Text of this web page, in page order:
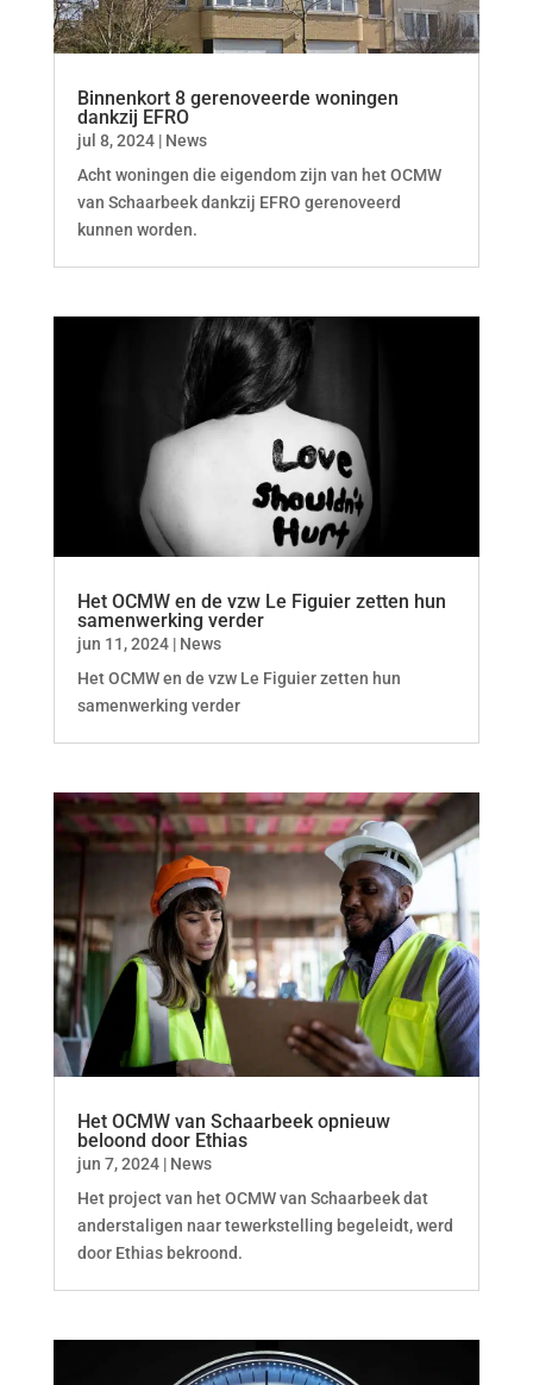
Binnenkort 8 gerenoveerde woningen
dankzij EFRO
jul 8, 2024| News
Acht woningen die eigendom zijn van het OCMW
van Schaarbeek dankzij EFRO gerenoveerd
kunnen worden.
Het OCMW en de vzw Le Figuier zetten hun
samenwerking verder
jun 11, 2024| News
Het OCMW en de vzw Le Figuier zetten hun
samenwerking verder
Het OCMW van Schaarbeek opnieuw
beloond door Ethias
jun 7, 2024| News
Het project van het OCMW van Schaarbeek dat
anderstaligen naar tewerkstelling begeleidt, werd
door Ethias bekroond.